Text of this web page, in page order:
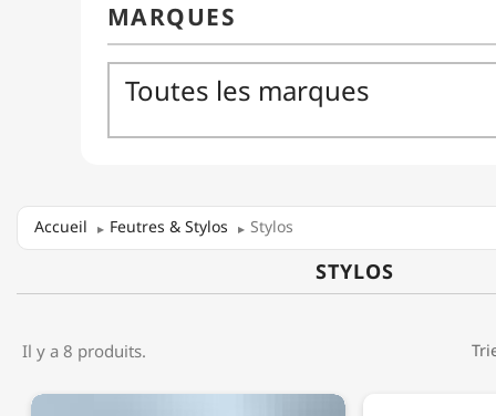
Accueil Feutres & Stylos Stylos
STYLOS
Il y a 8 produits.